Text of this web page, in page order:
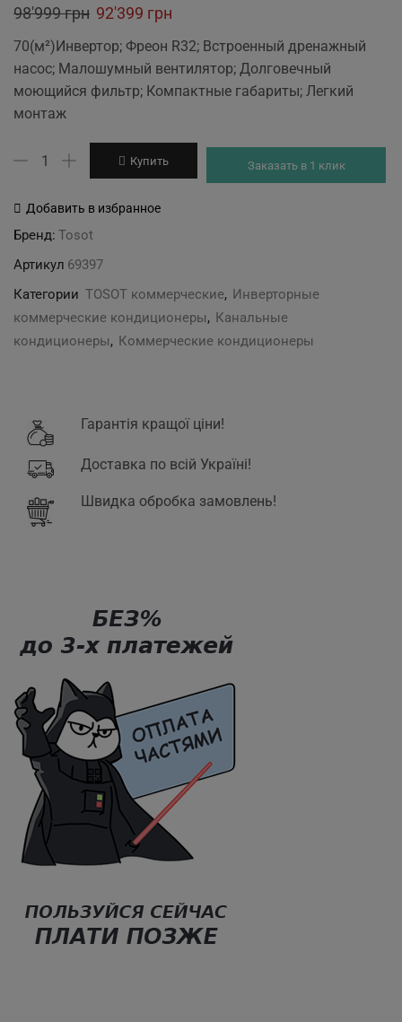
98'999грн Original
was:
98'999 грн.
92'399 грн
price
is:
92'399 грн.
70(м²)Инвертор; Фреон R32; Встроенный дренажный
насос; Малошумный вентилятор; Долговечный
моющийся фильтр; Компактные габариты; Легкий
монтаж
Количество
TOSOT
S/TUD71W1/NhA-
S
Купить Заказать в 1 клик
Добавить в избранное
Бренд: Tosot
Артикул 69397
Категории TOSOT коммерческие, Инверторные
коммерческие кондиционеры, Канальные
кондиционеры, Коммерческие кондиционеры
Гарантія кращої ціни!
Доставка по всій Україні!
Швидка обробка замовлень!